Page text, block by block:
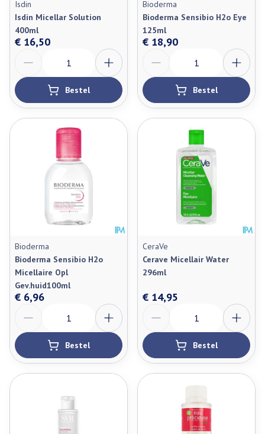
Isdin
Isdin Micellar Solution
400ml
€ 16,50
Bestel
Bioderma
Bioderma Sensibio H2o Eye
125ml
€ 18,90
Bestel
Bioderma
Bioderma Sensibio H2o
Micellaire Opl
Gev.huid100ml
€ 6,96
Bestel
CeraVe
Cerave Micellair Water
296ml
€ 14,95
Bestel